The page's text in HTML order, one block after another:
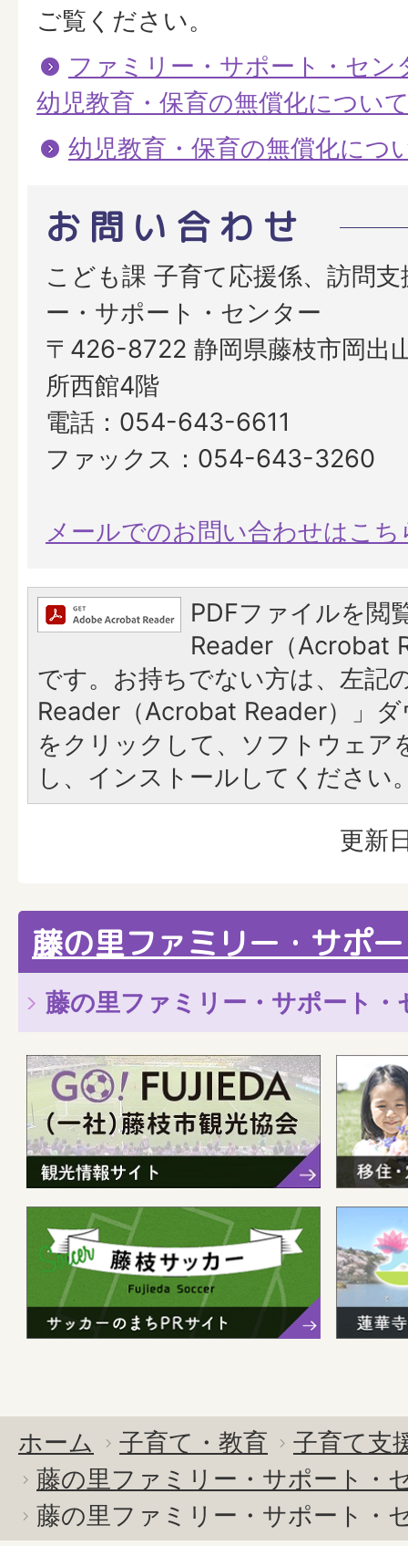
ご覧ください。
ファミリー・サポート・セン
幼児教育・保育の無償化につい
幼児教育・保育の無償化につ
お問い合わせ
こども課 子育て応援係、訪問
ー・サポート・センター
〒426-8722 静岡県藤枝市岡出
所西館4階
電話：054-643-6611
ファックス：054-643-3260
メールでのお問い合わせはこち
PDFファイルを閲
Reader（Acrobat
です。お持ちでない方は、左記
Reader（Acrobat Reader）」
をクリックして、ソフトウェア
し、インストールしてください
更新
藤の里ファミリー・サポ
藤の里ファミリー・サポート・
ホーム 子育て・教育
子育て支
藤の里ファミリー・サポート・
藤の里ファミリー・サポート・